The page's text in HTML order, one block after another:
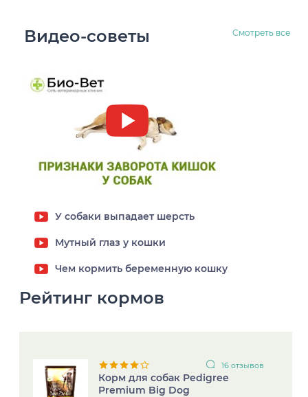
Видео-советы Смотреть все
У собаки выпадает шерсть
Мутный глаз у кошки
Чем кормить беременную кошку
Рейтинг кормов
16 отзывов
Корм для собак Pedigree
Premium Big Dog